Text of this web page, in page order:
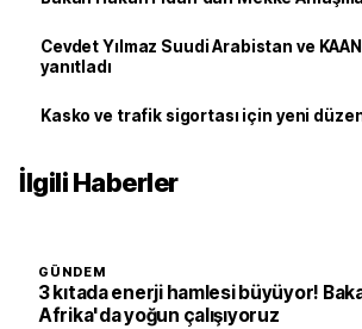
Cevdet Yılmaz Suudi Arabistan ve
yanıtladı
Kasko ve trafik sigortası için yeni
İlgili Haberler
GÜNDEM
3 kıtada enerji hamlesi büyüyor!
Afrika'da yoğun çalışıyoruz